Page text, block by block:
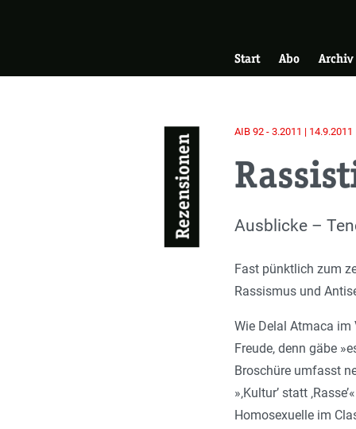
Start Abo Archiv
Rezensionen
AIB 92 - 3.2011 | 14.9.2011
Einleitung
Ausblicke –
Fast pünktlich zum
Rassismus und
Wie Delal Atmaca im
Freude, denn gäbe
Broschüre umfasst
»‚Kultur’ statt
Homosexuelle im